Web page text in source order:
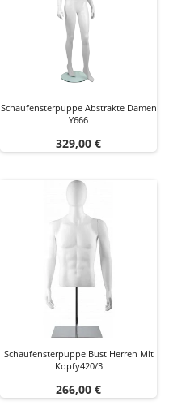
Schaufensterpuppe Abstrakte Damen
Y666
Preis
329,00 €
Schaufensterpuppe Bust Herren Mit
Kopfy420/3
Preis
266,00 €